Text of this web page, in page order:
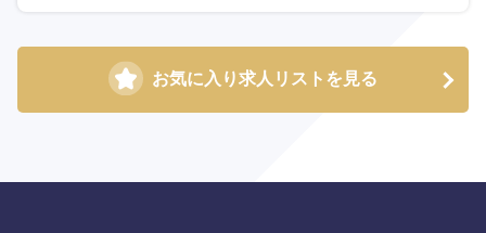
お気に入り求人リストを見る